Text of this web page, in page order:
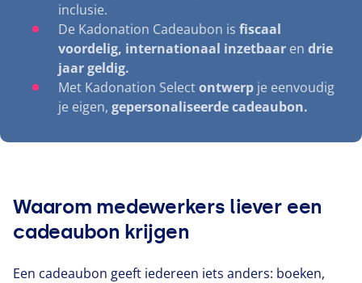
inclusie.
De Kadonation Cadeaubon is fiscaal
voordelig, internationaal inzetbaar en drie
jaar geldig.
Met Kadonation Selectontwerp je eenvoudig
je eigen, gepersonaliseerde cadeaubon.
Waarom medewerkers liever een
cadeaubon krijgen
Een cadeaubon geeft iedereen iets anders: boeken,